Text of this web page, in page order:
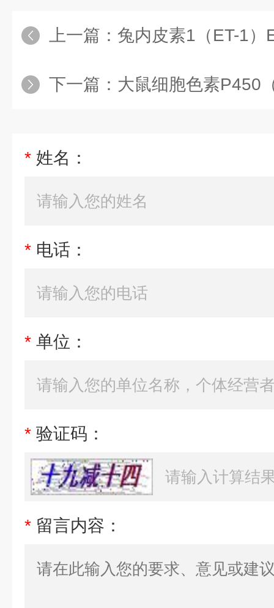
上一篇： 兔内皮素1（ET-1）
下一篇： 大鼠细胞色素P450（
* 姓名：
* 电话：
* 单位：
* 验证码：
* 留言内容：